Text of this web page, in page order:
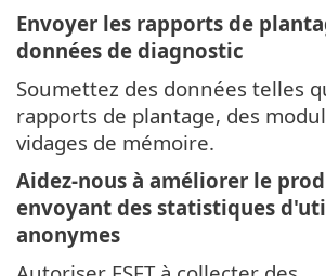
Envoyer les rapports de
données de diagnostic
Soumettez des données telles
rapports de plantage, des
vidages de mémoire.
Aidez-nous à améliorer le
envoyant des statistiques
anonymes